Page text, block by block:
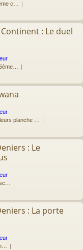
c…
: Le duel
planche …
: Le
: La porte